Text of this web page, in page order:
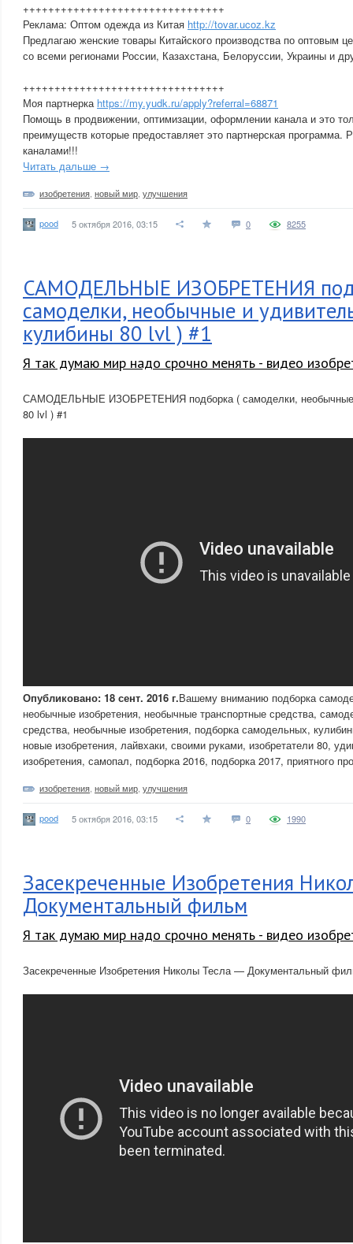
++++++++++++++++++++++++++++++++
Реклама: Оптом одежда из Китая http://tovar.ucoz.kz
Предлагаю женские товары Китайского производства по оптовым
со всеми регионами России, Казахстана, Белоруссии, Украины и
++++++++++++++++++++++++++++++++
Моя партнерка https://my.yudk.ru/apply?referral=68871
Помощь в продвижении, оптимизации, оформлении канала и это
преимуществ которые предоставляет это партнерская программа.
каналами!!!
Читать дальше →
изобретения новый мир улучшения
pood 5 октября 2016, 03:15 0 8255
САМОДЕЛЬНЫЕ ИЗОБРЕТЕНИЯ
самоделки, необычные и
кулибины 80 lvl ) #1
Я так думаю мир надо срочно менять - видео
САМОДЕЛЬНЫЕ ИЗОБРЕТЕНИЯ подборка ( самоделки, необычные
80 lvl ) #1
Опубликовано: 18 сент. 2016 г.Вашему вниманию подборка
необычные изобретения, необычные транспортные средства,
средства, необычные изобретения, подборка самодельных,
новые изобретения, лайвхаки, своими руками, изобретатели 80,
изобретения, самопал, подборка 2016, подборка 2017, приятного
изобретения новый мир улучшения
pood 5 октября 2016, 03:15 0 1990
Засекреченные Изобретения
Документальный фильм
Я так думаю мир надо срочно менять - видео
Засекреченные Изобретения Николы Тесла — Документальный